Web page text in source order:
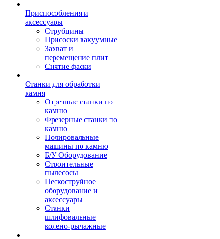
Приспособления и
аксессуары
Струбцины
Присоски вакуумные
Захват и
перемещение плит
Снятие фаски
Станки для обработки
камня
Отрезные станки по
камню
Фрезерные станки по
камню
Полировальные
машины по камню
Б/У Оборудование
Строительные
пылесосы
Пескоструйное
оборудование и
аксессуары
Станки
шлифовальные
колено-рычажные